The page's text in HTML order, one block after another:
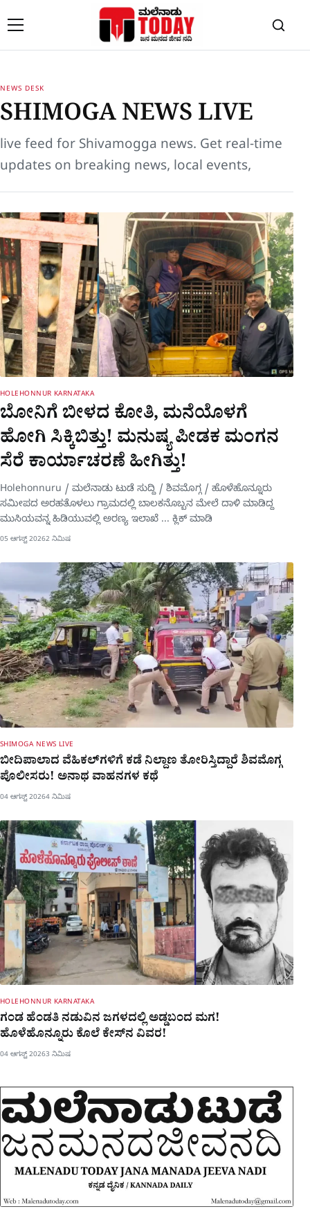
NEWS DESK
SHIMOGA NEWS LIVE
live feed for Shivamogga news. Get real-time
updates on breaking news, local events,
HOLEHONNUR KARNATAKA
ಬೋನಿಗೆ ಬೀಳದ ಕೋತಿ, ಮನೆಯೊಳಗೆ
ಹೋಗಿ ಸಿಕ್ಕಿಬಿತ್ತು! ಮನುಷ್ಯ ಪೀಡಕ ಮಂಗನ
ಸೆರೆ ಕಾರ್ಯಾಚರಣೆ ಹೀಗಿತ್ತು!
Holehonnuru / ಮಲೆನಾಡು ಟುಡೆ ಸುದ್ದಿ / ಶಿವಮೊಗ್ಗ / ಹೊಳೆಹೊನ್ನೂರು
ಸಮೀಪದ ಅರಹತೊಳಲು ಗ್ರಾಮದಲ್ಲಿ ಬಾಲಕನೊಬ್ಬನ ಮೇಲೆ ದಾಳಿ ಮಾಡಿದ್ದ
ಮುಸಿಯವನ್ನ ಹಿಡಿಯುವಲ್ಲಿ ಅರಣ್ಯ ಇಲಾಖೆ ... ಕ್ಲಿಕ್ ಮಾಡಿ
05 ಆಗಸ್ಟ್ 20262 ನಿಮಿಷ
SHIMOGA NEWS LIVE
ಬೀದಿಪಾಲಾದ ವೆಹಿಕಲ್​ಗಳಿಗೆ ಕಡೆ ನಿಲ್ದಾಣ ತೋರಿಸ್ತಿದ್ದಾರೆ ಶಿವಮೊಗ್ಗ
ಪೊಲೀಸರು! ಅನಾಥ ವಾಹನಗಳ ಕಥೆ
04 ಆಗಸ್ಟ್ 20264 ನಿಮಿಷ
HOLEHONNUR KARNATAKA
ಗಂಡ ಹೆಂಡತಿ ನಡುವಿನ ಜಗಳದಲ್ಲಿ ಅಡ್ಡಬಂದ ಮಗ!
ಹೊಳೆಹೊನ್ನೂರು ಕೊಲೆ ಕೇಸ್​ನ ವಿವರ!
04 ಆಗಸ್ಟ್ 20263 ನಿಮಿಷ